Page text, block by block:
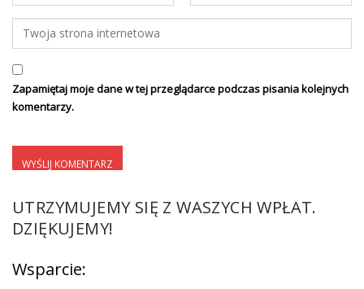
Zapamiętaj moje dane w tej przeglądarce podczas pisania kolejnych
komentarzy.
UTRZYMUJEMY SIĘ Z WASZYCH WPŁAT.
DZIĘKUJEMY!
Wsparcie: